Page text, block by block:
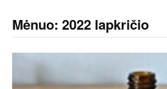
Mėnuo: 2022 lapkričio